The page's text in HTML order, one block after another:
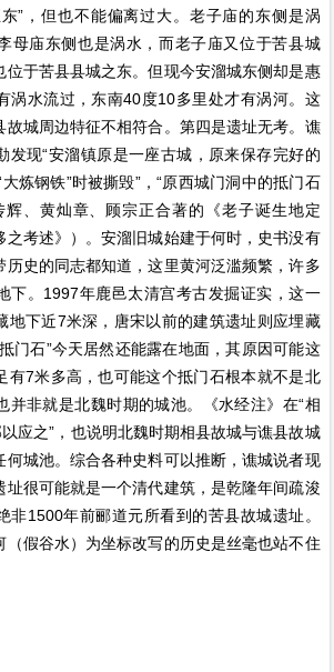
”，但也不能偏离过大。老子庙的东侧是涡
母庙东侧也是涡水，而老子庙又位于苦县城
位于苦县县城之东。但现今安溜城东侧却是惠
涡水流过，东南40度10多里处才有涡河。这
故城周边特征不相符合。第四是遗址无考。谯
发现“安溜镇原是一座古城，原来保存完好的
炼钢铁”时被撕毁”，“原西城门洞中的抵门石
辉、黄灿章、顾宗正合著的《老子诞生地定
之考述》）。安溜旧城始建于何时，史书没有
历史的同志都知道，这里黄河泛滥频繁，许多
下。1997年鹿邑太清宫考古发掘证实，这一
地下近7米深，唐宋以前的建筑遗址则应埋藏
门石”今天居然还能露在地面，其原因可能这
有7米多高，也可能这个抵门石根本就不是北
并非就是北魏时期的城池。《水经注》在“相
应之”，也说明北魏时期相县故城与谯县故城
何城池。综合各种史料可以推断，谯城说者现
址很可能就是一个清代建筑，是乾隆年间疏浚
非1500年前郦道元所看到的苦县故城遗址。
（假谷水）为坐标改写的历史是丝毫也站不住